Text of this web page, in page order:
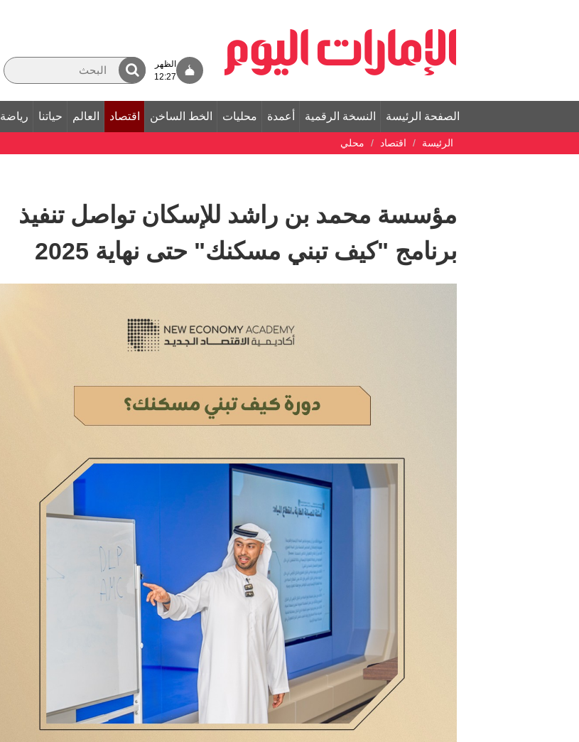
الظهر
12:27
الصفحة الرئيسة النسخة الرقمية أعمدة محليات الخط الساخن اقتصاد العالم حياتنا رياضة
الرئيسة اقتصاد محلي
مؤسسة محمد بن راشد للإسكان تواصل تنفيذ
برنامج "كيف تبني مسكنك" حتى نهاية 2025